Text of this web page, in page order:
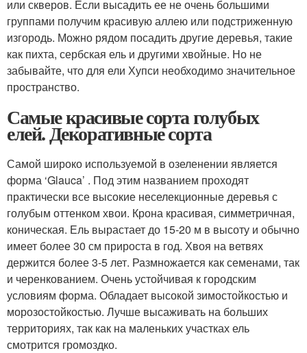
или скверов. Если высадить ее не очень большими
группами получим красивую аллею или подстриженную
изгородь. Можно рядом посадить другие деревья, такие
как пихта, сербская ель и другими хвойные. Но не
забывайте, что для ели Хупси необходимо значительное
пространство.
Самые красивые сорта голубых
елей. Декоративные сорта
Самой широко используемой в озеленении является
форма ‘Glauca’ . Под этим названием проходят
практически все высокие неселекционные деревья с
голубым оттенком хвои. Крона красивая, симметричная,
коническая. Ель вырастает до 15-20 м в высоту и обычно
имеет более 30 см прироста в год. Хвоя на ветвях
держится более 3-5 лет. Размножается как семенами, так
и черенкованием. Очень устойчивая к городским
условиям форма. Обладает высокой зимостойкостью и
морозостойкостью. Лучше высаживать на больших
территориях, так как на маленьких участках ель
смотрится громоздко.